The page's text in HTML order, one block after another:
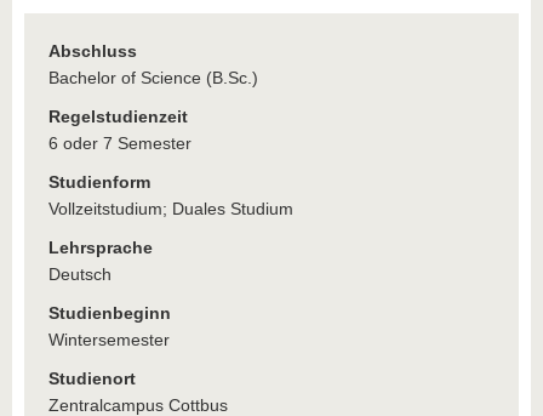
Abschluss
Bachelor of Science (B.Sc.)
Regelstudienzeit
6 oder 7 Semester
Studienform
Vollzeitstudium; Duales Studium
Lehrsprache
Deutsch
Studienbeginn
Wintersemester
Studienort
Zentralcampus Cottbus